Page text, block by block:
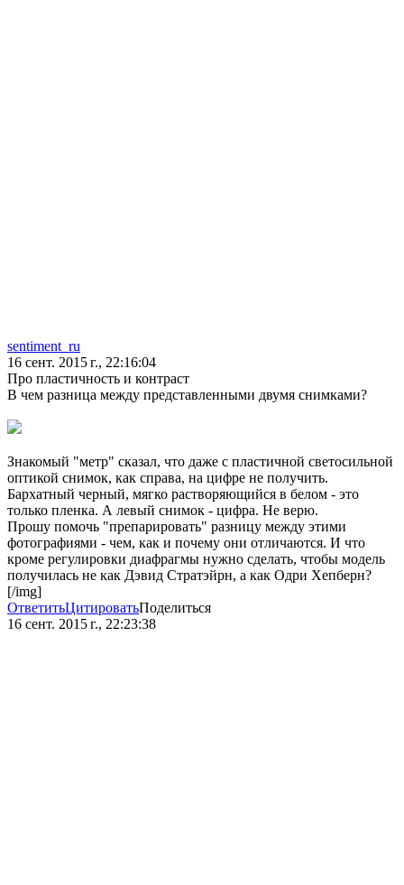
sentiment_ru
16 сент. 2015 г., 22:16:04
Про пластичность и контраст
В чем разница между представленными двумя снимками?
Знакомый "метр" сказал, что даже с пластичной светосильной
оптикой снимок, как справа, на цифре не получить.
Бархатный черный, мягко растворяющийся в белом - это
только пленка. А левый снимок - цифра. Не верю.
Прошу помочь "препарировать" разницу между этими
фотографиями - чем, как и почему они отличаются. И что
кроме регулировки диафрагмы нужно сделать, чтобы модель
получилась не как Дэвид Стратэйрн, а как Одри Хепберн?
[/img]
ОтветитьЦитироватьПоделиться
16 сент. 2015 г., 22:23:38